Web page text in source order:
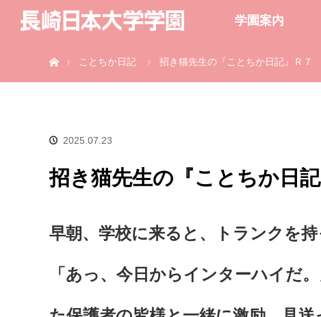
学園案内
ことちか日記
招き猫先生の『ことちか日記』Ｒ７
2025.07.23
招き猫先生の『ことちか日
早朝、学校に来ると、トランクを持
「あっ、今日からインターハイだ